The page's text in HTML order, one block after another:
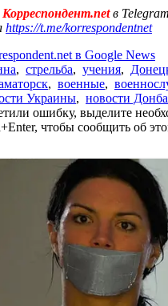
Корреспондент.netв
https://t.me/korrespondentnet
в Google News
, стрельба, учения,
, военные,
Украины, новости
ошибку, выделите
чтобы сообщить об